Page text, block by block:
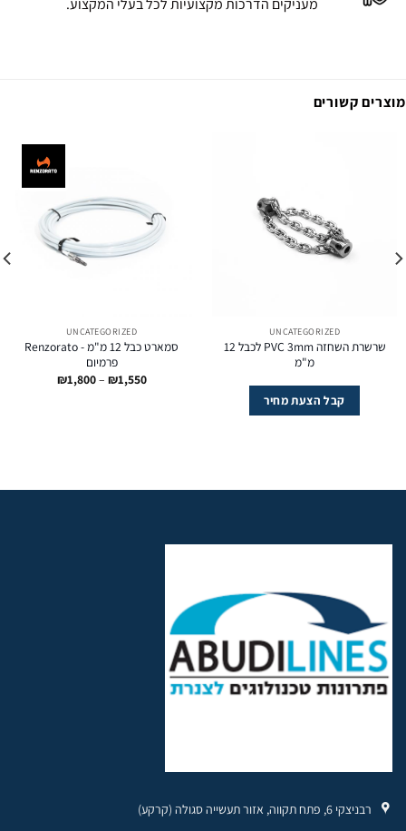
מעניקים הדרכות מקצועיות לכל בעלי המקצוע.
מוצרים קשורים
UNCATEGORIZED
שרשרת השחזה PVC 3mm לכבל 12
מ"מ
קבל הצעת מחיר
UNCATEGORIZED
סמארט כבל 12 מ"מ -‏ Renzorato
פרמיום
₪1,550
–
₪1,800 טווח
רבניצקי 6, פתח תקווה, אזור תעשייה סגולה (קרקע)